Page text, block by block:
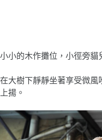
小小的木作攤位， 小徑旁貓
在大樹下靜靜坐著享受微風
上揚。